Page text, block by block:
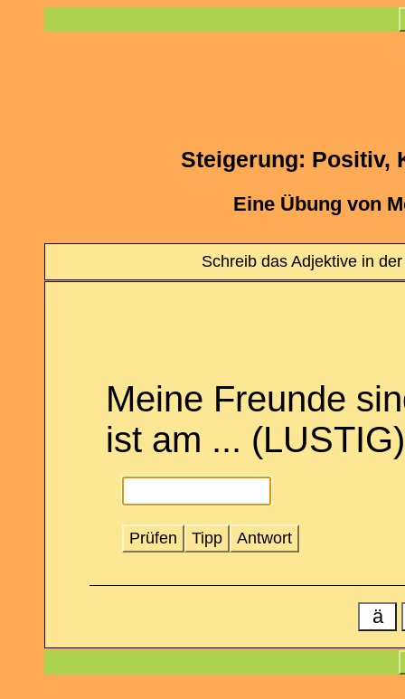
Steigerung: Positiv,
Eine Übung von
Schreib das Adjektive in
Meine Freunde
ist am ...
Prüfen Tipp Antwort
ä